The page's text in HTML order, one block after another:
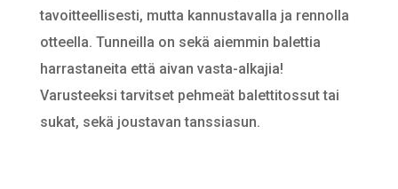
tavoitteellisesti, mutta kannustavalla ja rennolla
otteella. Tunneilla on sekä aiemmin balettia
harrastaneita että aivan vasta-alkajia!
Varusteeksi tarvitset pehmeät balettitossut tai
sukat, sekä joustavan tanssiasun.